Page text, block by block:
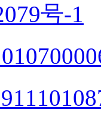
号-1